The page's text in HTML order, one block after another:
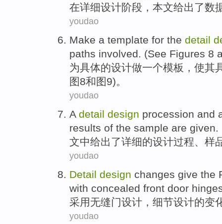
在详细设计阶段 ， 本文给出了数
youdao
Make a template for the detail
paths involved. (See Figures 8
为具体的设计做一个模板 ，使其
图8和 图9)。
youdao
A detail design procession and
results of the sample are given.
文中给出了详细的设计过程、 样
youdao
Detail design changes give the
with concealed front door
采用无缝门设计， 细节设计的变
youdao